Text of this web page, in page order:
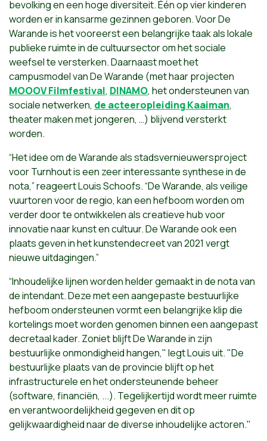
bevolking en een hoge diversiteit. Één op vier kinderen
worden er in kansarme gezinnen geboren. Voor De
Warande is het vooreerst een belangrijke taak als lokale
publieke ruimte in de cultuursector om het sociale
weefsel te versterken. Daarnaast moet het
campusmodel van De Warande (met haar projecten
MOOOV Filmfestival, DINAMO, het ondersteunen van
sociale netwerken, de acteeropleiding Kaaiman,
theater maken met jongeren, …) blijvend versterkt
worden.
“Het idee om de Warande als stadsvernieuwersproject
voor Turnhout is een zeer interessante synthese in de
nota,” reageert Louis Schoofs. “De Warande, als veilige
vuurtoren voor de regio, kan een hefboom worden om
verder door te ontwikkelen als creatieve hub voor
innovatie naar kunst en cultuur. De Warande ook een
plaats geven in het kunstendecreet van 2021 vergt
nieuwe uitdagingen.”
“Inhoudelijke lijnen worden helder gemaakt in de nota van
de intendant. Deze met een aangepaste bestuurlijke
hefboom ondersteunen vormt een belangrijke klip die
kortelings moet worden genomen binnen een aangepast
decretaal kader. Zoniet blijft De Warande in zijn
bestuurlijke onmondigheid hangen," legt Louis uit. "De
bestuurlijke plaats van de provincie blijft op het
infrastructurele en het ondersteunende beheer
(software, financiën, ...). Tegelijkertijd wordt meer ruimte
en verantwoordelijkheid gegeven en dit op
gelijkwaardigheid naar de diverse inhoudelijke actoren."